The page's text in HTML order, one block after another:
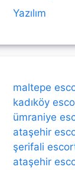
Yazılım
maltepe
kadıköy
ümraniye
ataşehir
şerifali
ataşehir